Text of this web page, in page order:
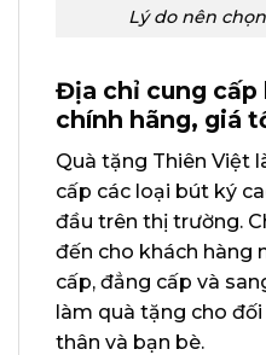
Lý do nên
Địa chỉ cung cấp
chính hãng, giá
Quà tặng Thiên Việt
cấp các loại bút ký
đầu trên thị trường.
đến cho khách hàng
cấp, đẳng cấp và
làm quà tặng cho
thân và bạn bè.